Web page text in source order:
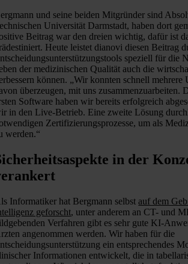
und seine beiden Mitgründer sind
Universität Darmstadt, haben dort
Beitrag war den dreien wichtig, dafür ist
Heute leistet dianovi diesen Beitrag
speziell für die
der medizinischen Qualität auch die
können. „Wir konnten schnell
überzeugen, mit uns zusammenzuarbeiten.
Software haben wir bereits erfolgreich
in den Live-Betrieb. Eine zweite Lösung
Zertifizierungsprozesse, um als
werden.“
in der
Informatiker hat Bergmann selbstauf dem
geforscht, unter anderem an CT- und
Verfahren gibt es sehr gute KI-
angenommen werden. Wir haben für die
ein entsprechendes
Informationen entwickelt, die in